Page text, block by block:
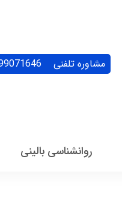
مشاوره تلفنی
روانشناسی بالینی